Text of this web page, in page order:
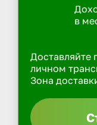
в
Доставляйте
личном
Зона